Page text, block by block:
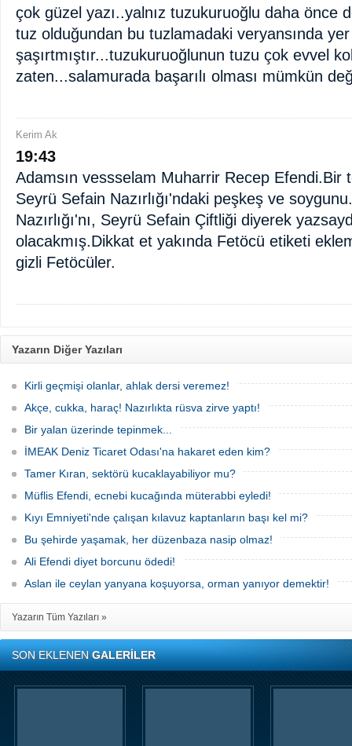
çok güzel yazı..yalnız tuzukuruoğlu daha önce
tuz olduğundan bu tuzlamadaki veryansında yer
şaşırtmıştır...tuzukuruoğlunun tuzu çok evvel
zaten...salamurada başarılı olması mümkün
Kerim Ak
19:43
Adamsın vessselam Muharrir Recep Efendi.Bir
Seyrü Sefain Nazırlığı'ndaki peşkeş ve
Nazırlığı'nı, Seyrü Sefain Çiftliği diyerek
olacakmış.Dikkat et yakında Fetöcü etiketi
gizli Fetöcüler.
Yazarın Diğer Yazıları
Kirli geçmişi olanlar, ahlak dersi veremez!
Akçe, cukka, haraç! Nazırlıkta rüsva zirve yaptı!
Bir yalan üzerinde tepinmek...
İMEAK Deniz Ticaret Odası'na hakaret eden kim?
Tamer Kıran, sektörü kucaklayabiliyor mu?
Müflis Efendi, ecnebi kucağında müterabbi eyledi!
Kıyı Emniyeti'nde çalışan kılavuz kaptanların başı kel mi?
Bu şehirde yaşamak, her düzenbaza nasip olmaz!
Ali Efendi diyet borcunu ödedi!
Aslan ile ceylan yanyana koşuyorsa, orman yanıyor demektir!
Yazarın Tüm Yazıları »
SON EKLENENGALERİLER